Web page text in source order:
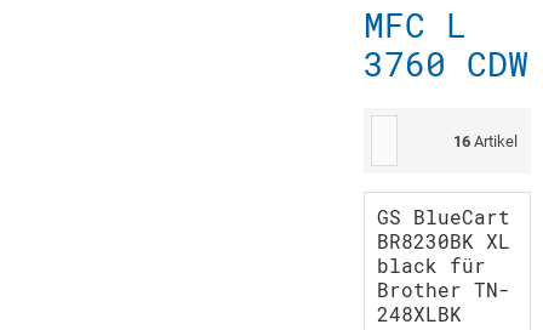
MFC L
3760 CDW
16 Artikel
GS BlueCart
BR8230BK XL
black für
Brother TN-
248XLBK